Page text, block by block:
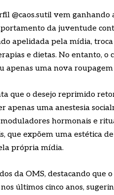
@caos.sutil vem ganhando
da juventude
apelidada pela mídia,
e dietas. No entanto, o
apenas uma nova
que o desejo reprimido
apenas uma anestesia
hormonais e
que expõem uma estética
própria mídia.
da OMS, destacando que
últimos cinco anos,